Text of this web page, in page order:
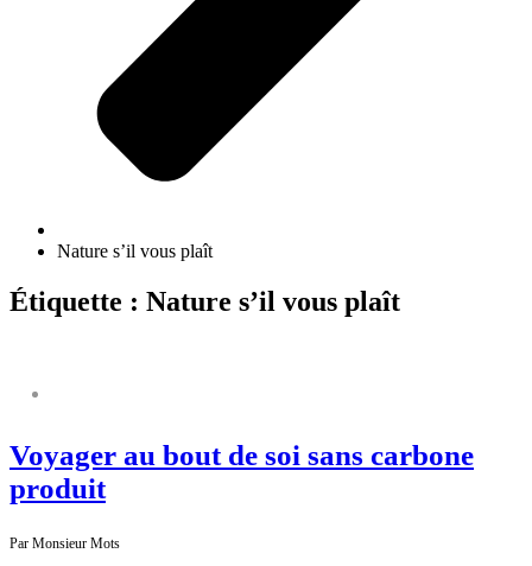
Nature s’il vous plaît
Étiquette : Nature s’il vous plaît
Voyager au bout de soi sans carbone
produit
Par Monsieur Mots